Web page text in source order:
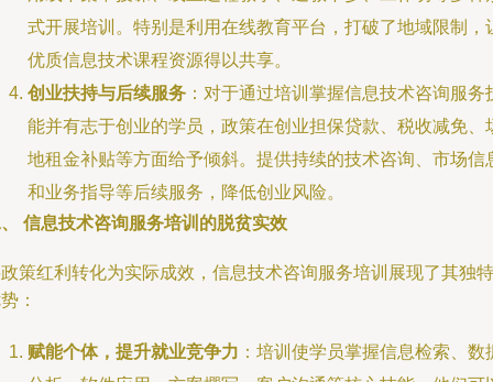
式开展培训。特别是利用在线教育平台，打破了地域限制，
优质信息技术课程资源得以共享。
创业扶持与后续服务 ：对于通过培训掌握信息技术咨询服务
能并有志于创业的学员，政策在创业担保贷款、税收减免、
地租金补贴等方面给予倾斜。提供持续的技术咨询、市场信
和业务指导等后续服务，降低创业风险。
信息技术咨询服务培训的脱贫实效
策红利转化为实际成效，信息技术咨询服务培训展现了其独特
：
赋能个体，提升就业竞争力 ：培训使学员掌握信息检索、数